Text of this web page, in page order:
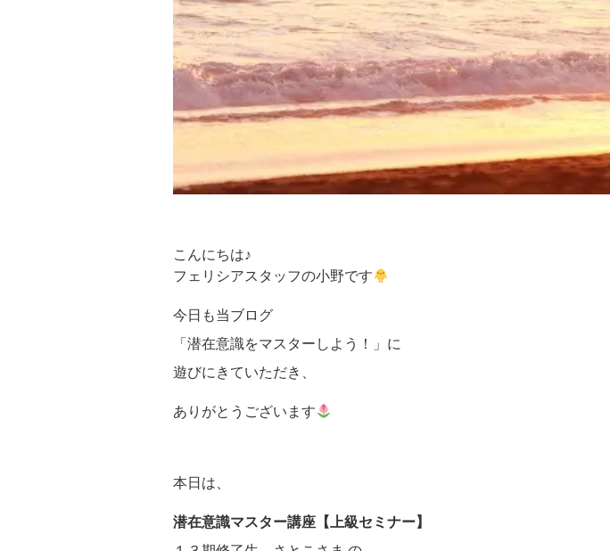
こんにちは♪
フェリシアスタッフの小野です
今日も当ブログ
「潜在意識をマスターしよう！」に
遊びにきていただき、
ありがとうございます
本日は、
潜在意識マスター講座【上級セミナー】